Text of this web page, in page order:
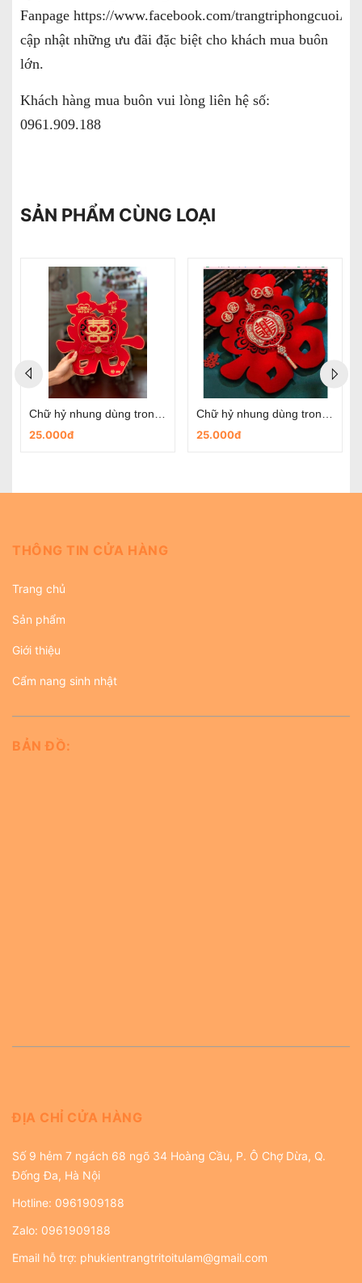
Fanpage https://www.facebook.com/
cập nhật những ưu đãi đặc biệt cho khách mua buôn
lớn.
Khách hàng mua buôn vui lòng liên hệ số:
0961.909.188
SẢN PHẨM CÙNG LOẠI
25.000đ
25.000đ
THÔNG TIN CỬA HÀNG
Trang chủ
Sản phẩm
Giới thiệu
Cẩm nang sinh nhật
BẢN ĐỒ:
ĐỊA CHỈ CỬA HÀNG
Số 9 hẻm 7 ngách 68 ngõ 34 Hoàng Cầu, P. Ô Chợ Dừa, Q.
Đống Đa, Hà Nội
Hotline: 0961909188
Zalo: 0961909188
Email hỗ trợ: phukientrangtritoitulam@gmail.com